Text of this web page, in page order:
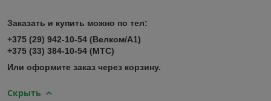
Заказать и купить можно по тел:
+375 (29) 942-10-54 (Велком/А1)
+375 (33) 384-10-54 (МТС)
Или оформите заказ через корзину.
Скрыть